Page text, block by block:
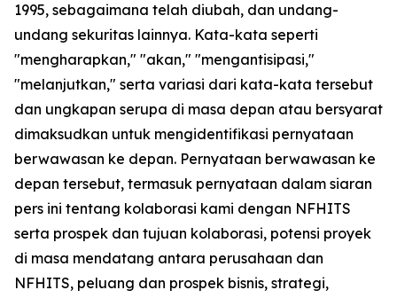
1995, sebagaimana telah diubah, dan undang-
undang sekuritas lainnya. Kata-kata seperti
"mengharapkan," "akan," "mengantisipasi,"
"melanjutkan," serta variasi dari kata-kata tersebut
dan ungkapan serupa di masa depan atau bersyarat
dimaksudkan untuk mengidentifikasi pernyataan
berwawasan ke depan. Pernyataan berwawasan ke
depan tersebut, termasuk pernyataan dalam siaran
pers ini tentang kolaborasi kami dengan NFHITS
serta prospek dan tujuan kolaborasi, potensi proyek
di masa mendatang antara perusahaan dan
NFHITS, peluang dan prospek bisnis, strategi,